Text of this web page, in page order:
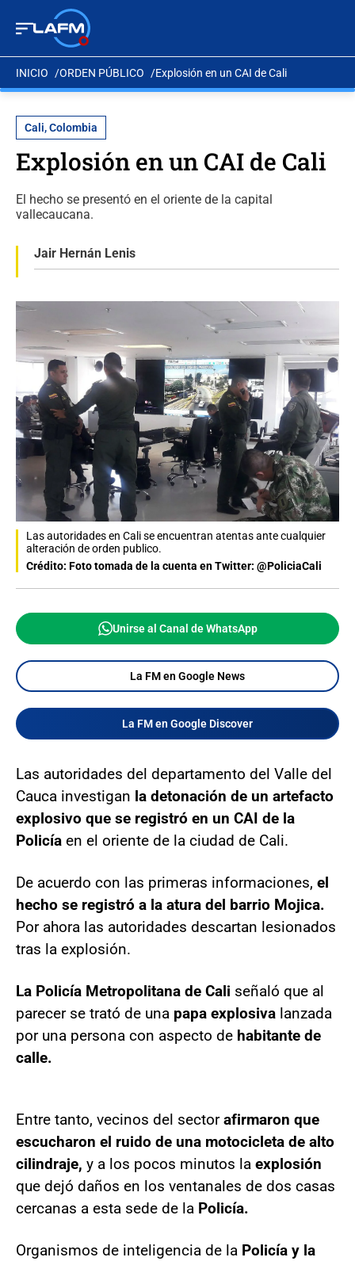
INICIO ORDEN PÚBLICO Explosión en un CAI de Cali
Cali, Colombia
Explosión en un CAI de Cali
El hecho se presentó en el oriente de la capital
vallecaucana.
Jair Hernán Lenis
Las autoridades en Cali se encuentran atentas ante cualquier
alteración de orden publico.
Crédito: Foto tomada de la cuenta en Twitter: @PoliciaCali
Unirse al Canal de WhatsApp
La FM en Google News
La FM en Google Discover
Las autoridades del departamento del Valle del
Cauca investigan la detonación de un artefacto
explosivo que se registró en un CAI de la
Policía en el oriente de la ciudad de Cali.
De acuerdo con las primeras informaciones, el
hecho se registró a la atura del barrio Mojica.
Por ahora las autoridades descartan lesionados
tras la explosión.
La Policía Metropolitana de Cali señaló que al
parecer se trató de una papa explosiva lanzada
por una persona con aspecto de habitante de
calle.
Entre tanto, vecinos del sectorafirmaron que
escucharon el ruido de una motocicleta de alto
cilindraje, y a los pocos minutos la explosión
que dejó daños en los ventanales de dos casas
cercanas a esta sede de la Policía.
Organismos de inteligencia de la Policía y la